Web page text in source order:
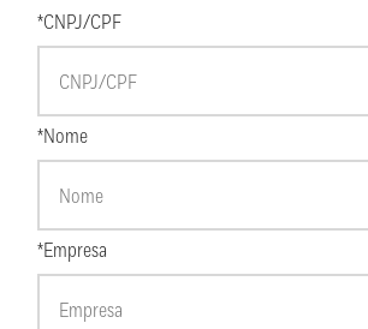
*CNPJ/CPF
*Nome
*Empresa